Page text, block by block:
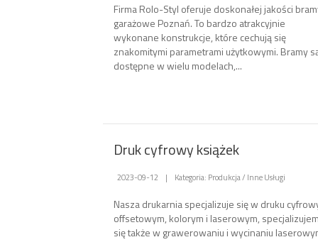
Firma Rolo-Styl oferuje doskonałej jakości
garażowe Poznań. To bardzo atrakcyjnie
wykonane konstrukcje, które cechują się
znakomitymi parametrami użytkowymi. Bramy
dostępne w wielu modelach,...
Druk cyfrowy książek
2023-09-12 | Kategoria: Produkcja / Inne Usługi
Nasza drukarnia specjalizuje się w druku
offsetowym, kolorym i laserowym,
się także w grawerowaniu i wycinaniu